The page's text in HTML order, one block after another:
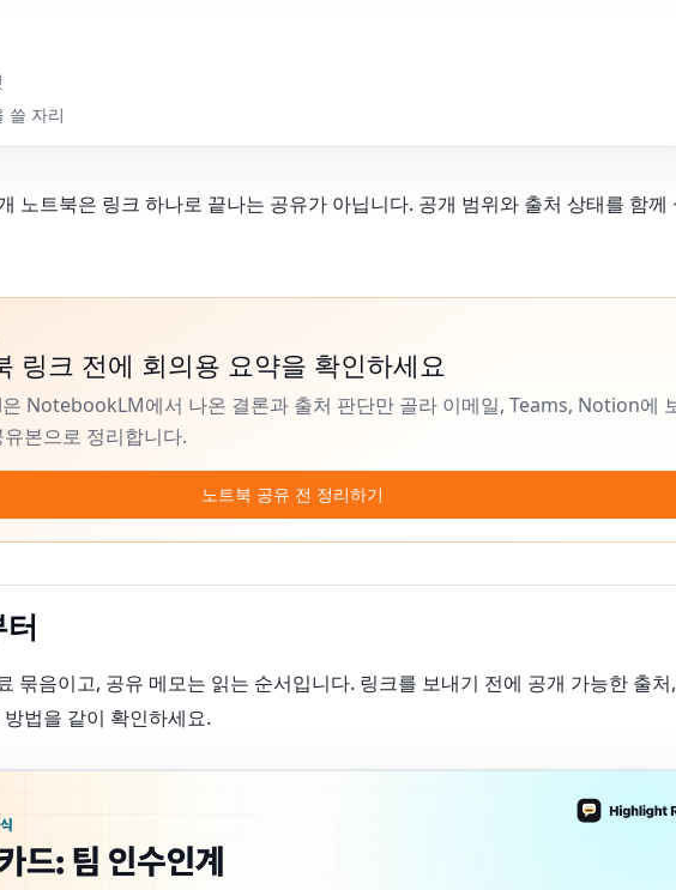
자리
노트북은 링크 하나로 끝나는 공유가 아닙니다. 공개 범위와 출처 상태를 함께
링크 전에 회의용 요약을 확인하세요
NotebookLM에서 나온 결론과 출처 판단만 골라 이메일, Teams, Notion에
본으로 정리합니다.
노트북 공유 전 정리하기
묶음이고, 공유 메모는 읽는 순서입니다. 링크를 보내기 전에 공개 가능한 출
법을 같이 확인하세요.